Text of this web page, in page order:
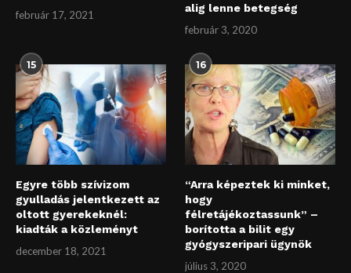
február 17, 2021
alig lenne betegség
február 3, 2020
15
Egyre több szívizom
gyulladás jelentkezett az
oltott gyerekeknél:
kiadták a közleményt
december 18, 2021
16
“Arra képeztek ki minket,
hogy
félretájékoztassunk” –
borította a bilit egy
gyógyszeripari ügynök
július 3, 2020